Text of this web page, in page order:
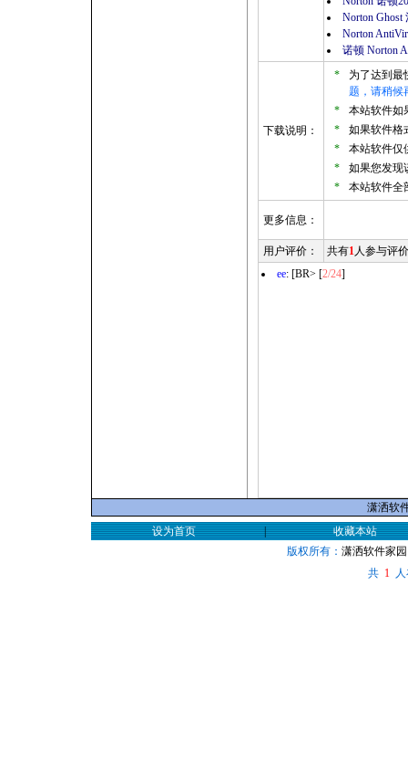
Norton Ghost
Norton
诺顿 Norton
下载说明：
*
为了达到最
题，请稍候
*
本站软件如
*
如果软件格
*
本站软件仅
*
如果您发现
*
本站软件全
更多信息：
用户评价： 共有1人参与评
ee: [BR> [2/24]
潇洒软
设为首页
|
收藏本站
版权所有： 潇洒软件家园
共